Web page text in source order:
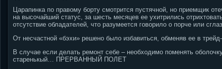
Царапинка по правому борту смотрится пустячной, но приемщик
на высочайший статус, за шесть месяцев ее ухитрились
отсутствие обладателей, что разумеется говорило о порче или
От несчастной «бэхи» решено было избавиться, обменяв ее в
В случае если делать ремонт себе – необходимо поменять
старенькый… ПРЕРВАННЫЙ ПОЛЕТ